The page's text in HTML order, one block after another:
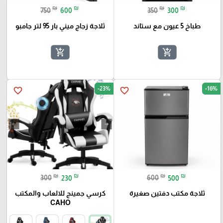
350 ₪ 300 ₪
طباخ 5 عيون مع ستاند
add_shopping_cart
750 ₪ 600 ₪
ثلاجة زجاج ميني بار 95 لتر جامبو
add_shopping_cart
favorite_border -16%
600 ₪ 500 ₪
ثلاجة مكتب دفتين صغيرة
favorite_border -23%
300 ₪ 230 ₪
كرسي جمينج للالعاب والمكتب
CAHO